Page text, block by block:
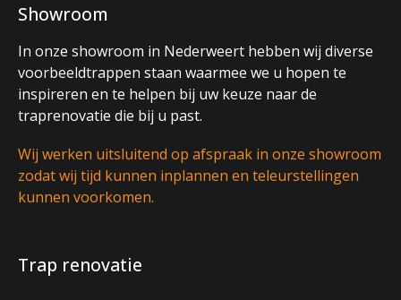
Showroom
In onze showroom in Nederweert hebben wij diverse
voorbeeldtrappen staan waarmee we u hopen te
inspireren en te helpen bij uw keuze naar de
traprenovatie die bij u past.
Wij werken uitsluitend op afspraak in onze showroom
zodat wij tijd kunnen inplannen en teleurstellingen
kunnen voorkomen.
Trap renovatie